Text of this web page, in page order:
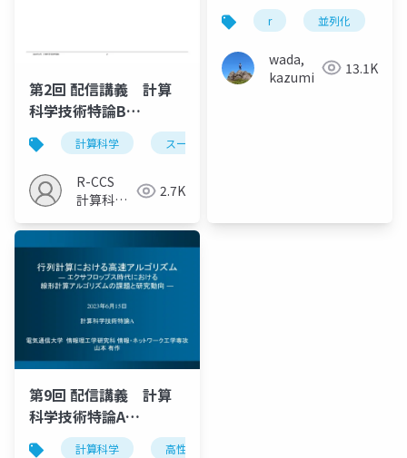
第2回 配信講義 計算
科学技術特論B
（2024）計算科学 スーパーコンピュータ
R-CCS
計算科学
室
2.7K
r 並列化
wada,
kazumi
13.1K
第9回 配信講義 計算
科学技術特論A
（2023）計算科学 高性能計算技術